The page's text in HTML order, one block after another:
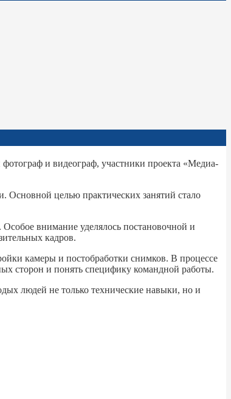
и видеограф, участники проекта «Медиа-
Основной целью практических занятий стало
внимание уделялось постановочной и
кадров.
камеры и постобработки снимков. В процессе
сторон и понять специфику командной работы.
людей не только технические навыки, но и